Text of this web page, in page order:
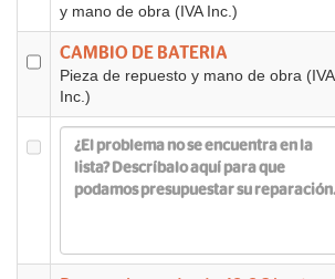
y mano de obra (IVA Inc.)
CAMBIO DE BATERIA
Pieza de repuesto y mano de obra (IVA
Inc.)